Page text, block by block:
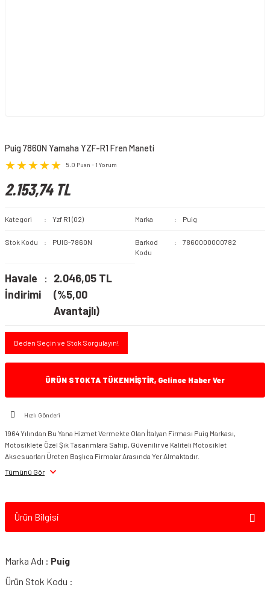
Puig 7860N Yamaha YZF-R1 Fren Maneti
5.0 Puan - 1 Yorum
2.153,74 TL
Kategori Yzf R1 (02) Marka Puig
Stok Kodu PUIG-7860N
Barkod
Kodu
7860000000782
Havale
İndirimi
2.046,05 TL
(%5,00
Avantajlı)
Beden Seçin ve Stok Sorgulayın!
ÜRÜN STOKTA TÜKENMİŞTİR, Gelince Haber Ver
Hızlı Gönderi
1964 Yılından Bu Yana Hizmet Vermekte Olan İtalyan Firması Puig Markası,
Motosiklete Özel Şık Tasarımlara Sahip, Güvenilir ve Kaliteli Motosiklet
Aksesuarları Üreten Başlıca Firmalar Arasında Yer Almaktadır.
Tümünü Gör
Ürün Bilgisi
Marka Adı : Puig
Ürün Stok Kodu :